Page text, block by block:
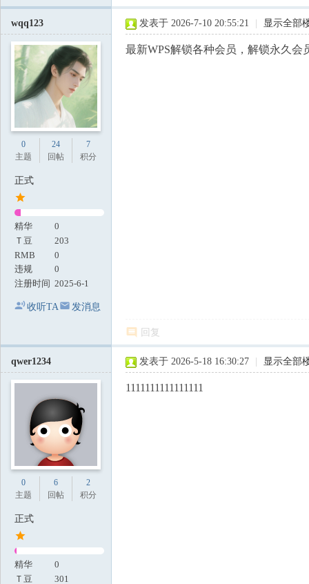
wqq123
0
主题
24
回帖
7
积分
正式
精华
0
Ｔ豆
203
RMB
0
违规
0
注册时间 2025-6-1
收听TA 发消息
发表于 2026-7-10 20:55:21 显示全部
最新WPS解锁各种会员，解锁永久会
回复
qwer1234
0
主题
6
回帖
2
积分
正式
精华
0
Ｔ豆
301
发表于 2026-5-18 16:30:27 显示全部
1111111111111111